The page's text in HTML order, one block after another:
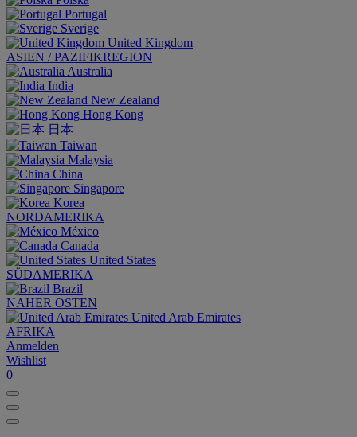
Portugal
Sverige
United Kingdom
ASIEN / PAZIFIKREGION
Australia
India
New Zealand
Hong Kong
日本
Taiwan
Malaysia
China
Singapore
Korea
NORDAMERIKA
México
Canada
United States
SÜDAMERIKA
Brazil
NAHER OSTEN
United Arab Emirates
AFRIKA
Anmelden
Wishlist
0